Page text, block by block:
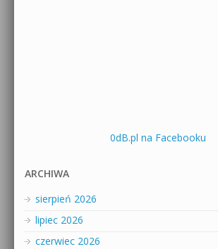
0dB.pl na Facebooku
ARCHIWA
sierpień 2026
lipiec 2026
czerwiec 2026